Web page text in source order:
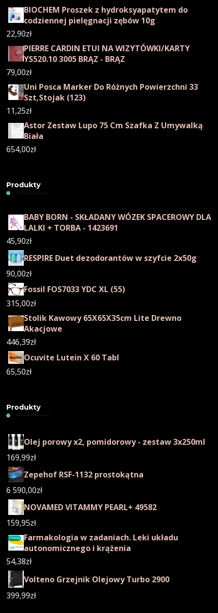
BIOCHEM Proszek z hydroksyapatytem do
codziennej pielęgnacji zębów 10g
22,90zł
PIERRE CARDIN ETUI NA WIZYTÓWKI/KARTY
YS520.10 3005 BRĄZ - BRĄZ
79,00zł
Uni Posca Marker Do Różnych Powierzchni 33
Szt,Stojak (123)
11,25zł
Astor Zestaw Lupo 75 Cm Szafka Z Umywalką
Biała
654,00zł
Produkty
BABY BORN - SKŁADANY WÓZEK SPACEROWY DLA
LALKI + TORBA - 1423691
45,90zł
RESPIRE Duet dezodorantów w szyfcie 2x50g
90,00zł
Fossil FOS7033 YDC XL (55)
315,00zł
Stolik Kawowy 65X65X35cm Lite Drewno
Akacjowe
446,39zł
Ocuvite Lutein X 60 Tabl
65,50zł
Produkty
Olej porowy x2, pomidorowy - zestaw 3x250ml
169,99zł
Zepehof RSF-1132 prostokątna
6 590,00zł
NOVAMED VITAMMY PEARL+ 49582
159,95zł
Farmakologia w zadaniach. Leki układu
autonomicznego i krążenia
54,38zł
Volteno Grzejnik Olejowy Turbo 2900
399,99zł